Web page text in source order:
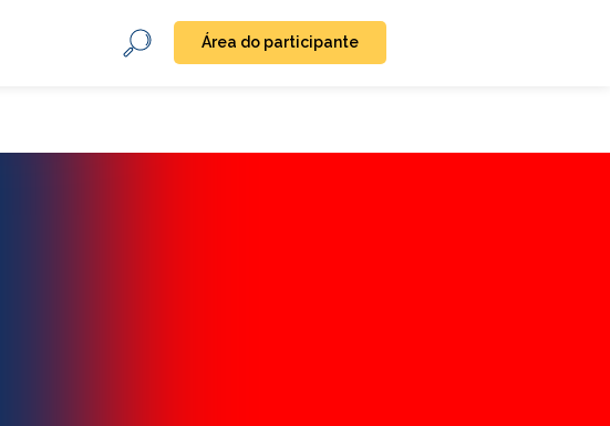
Área do participante